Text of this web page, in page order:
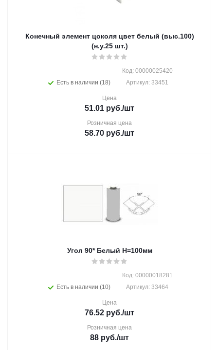
Конечный элемент цоколя цвет белый (выс.100)
(н.у.25 шт.)
Есть в наличии (18)
Код: 00000025420
Артикул: 33451
Цена
51.01 руб./шт
Розничная цена
58.70 руб./шт
Угол 90* Белый Н=100мм
Есть в наличии (10)
Код: 00000018281
Артикул: 33464
Цена
76.52 руб./шт
Розничная цена
88 руб./шт